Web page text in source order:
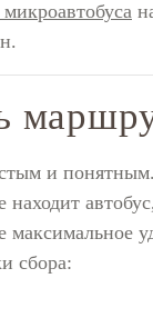
микроавтобуса
и
находит
сбора: